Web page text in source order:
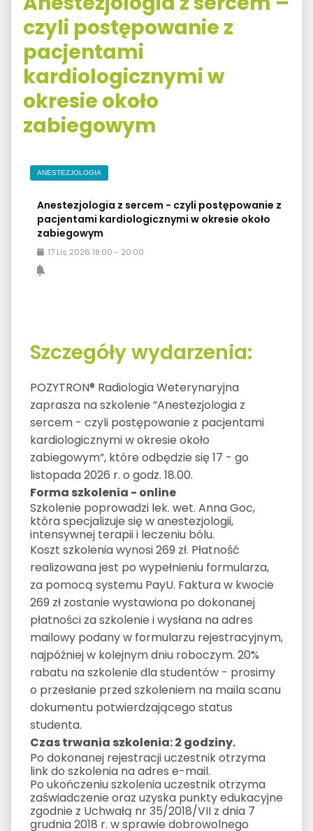
czyli postępowanie z
pacjentami
kardiologicznymi w
okresie około
zabiegowym
ANESTEZJOLOGIA
Anestezjologia z sercem - czyli postępowanie z
pacjentami kardiologicznymi w okresie około
zabiegowym
17 Lis 2026 18:00 - 20:00
Szczegóły wydarzenia:
POZYTRON® Radiologia Weterynaryjna
zaprasza na szkolenie ”Anestezjologia z
sercem - czyli postępowanie z pacjentami
kardiologicznymi w okresie około
zabiegowym”, które odbędzie się 17 - go
listopada 2026 r. o godz. 18.00.
Forma szkolenia - online
Szkolenie poprowadzi lek. wet. Anna Goc,
która specjalizuje się w anestezjologii,
intensywnej terapii i leczeniu bólu.
Koszt szkolenia wynosi 269 zł. Płatność
realizowana jest po wypełnieniu formularza,
za pomocą systemu PayU. Faktura w kwocie
269 zł zostanie wystawiona po dokonanej
płatności za szkolenie i wysłana na adres
mailowy podany w formularzu rejestracyjnym,
najpóźniej w kolejnym dniu roboczym. 20%
rabatu na szkolenie dla studentów - prosimy
o przesłanie przed szkoleniem na maila scanu
dokumentu potwierdzającego status
studenta.
Czas trwania szkolenia: 2 godziny.
Po dokonanej rejestracji uczestnik otrzyma
link do szkolenia na adres e-mail.
Po ukończeniu szkolenia uczestnik otrzyma
zaświadczenie oraz uzyska punkty edukacyjne
zgodnie z Uchwałą nr 35/2018/VII z dnia 7
grudnia 2018 r. w sprawie dobrowolnego